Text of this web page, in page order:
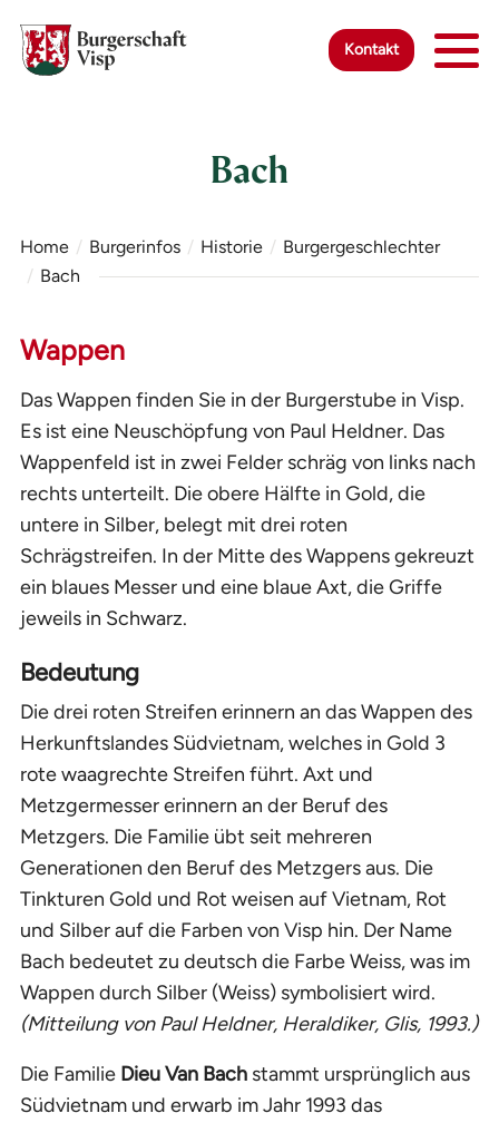
Kontakt
Home Burgerinfos Historie
Burgergeschlechter
Bach
Bach
Wappen
Das Wappen finden Sie in der Burgerstube in Visp.
Es ist eine Neuschöpfung von Paul Heldner. Das
Wappenfeld ist in zwei Felder schräg von links nach
rechts unterteilt. Die obere Hälfte in Gold, die
untere in Silber, belegt mit drei roten
Schrägstreifen. In der Mitte des Wappens gekreuzt
ein blaues Messer und eine blaue Axt, die Griffe
jeweils in Schwarz.
Bedeutung
Die drei roten Streifen erinnern an das Wappen des
Herkunftslandes Südvietnam, welches in Gold 3
rote waagrechte Streifen führt. Axt und
Metzgermesser erinnern an der Beruf des
Metzgers. Die Familie übt seit mehreren
Generationen den Beruf des Metzgers aus. Die
Tinkturen Gold und Rot weisen auf Vietnam, Rot
und Silber auf die Farben von Visp hin. Der Name
Bach bedeutet zu deutsch die Farbe Weiss, was im
Wappen durch Silber (Weiss) symbolisiert wird.
(Mitteilung von Paul Heldner, Heraldiker, Glis, 1993.)
Die Familie Dieu Van Bach stammt ursprünglich aus
Südvietnam und erwarb im Jahr 1993 das